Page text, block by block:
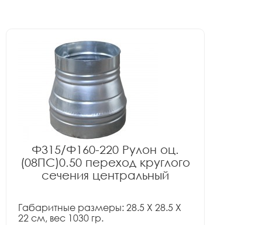
Ф315/Ф160-220 Рулон оц.
(08ПС)0.50 переход круглого
сечения центральный
Габаритные размеры: 28.5 X 28.5 X
22 см, вес 1030 гр.